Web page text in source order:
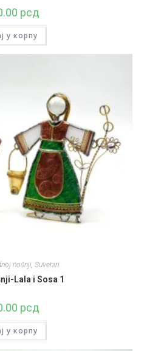
рсд
у корпу
nošnji, Suveniri
Lala i Sosa 1
рсд
у корпу